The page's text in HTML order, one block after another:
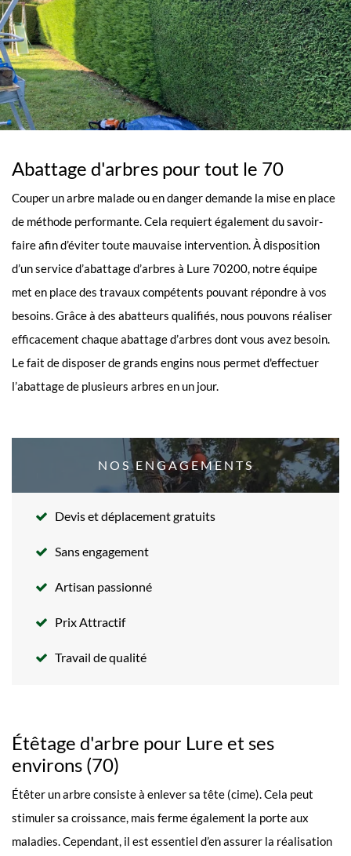
NOS ENGAGEMENTS
Devis et déplacement gratuits
Sans engagement
Artisan passionné
Prix Attractif
Travail de qualité
Abattage d'arbres pour tout le 70
Couper un arbre malade ou en danger demande la mise en place
de méthode performante. Cela requiert également du savoir-
faire afin d’éviter toute mauvaise intervention. À disposition
d’un service d’abattage d’arbres à Lure 70200, notre équipe
met en place des travaux compétents pouvant répondre à vos
besoins. Grâce à des abatteurs qualifiés, nous pouvons réaliser
efficacement chaque abattage d’arbres dont vous avez besoin.
Le fait de disposer de grands engins nous permet d'effectuer
l’abattage de plusieurs arbres en un jour.
Étêtage d'arbre pour Lure et ses
environs (70)
Étêter un arbre consiste à enlever sa tête (cime). Cela peut
stimuler sa croissance, mais ferme également la porte aux
maladies. Cependant, il est essentiel d’en assurer la réalisation